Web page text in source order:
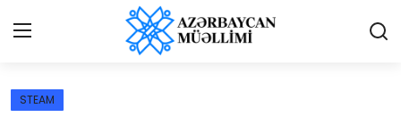
STEAM